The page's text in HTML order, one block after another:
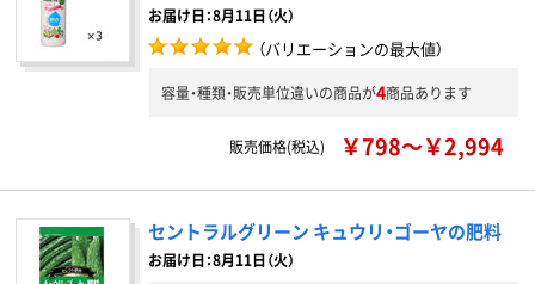
お届け日：8月11日（火）
（バリエーションの最大値）
容量・種類・販売単位違いの商品が4商品あります
販売価格(税込) ￥798～￥2,994
セントラルグリーン キュウリ・ゴーヤの肥料
お届け日：8月11日（火）